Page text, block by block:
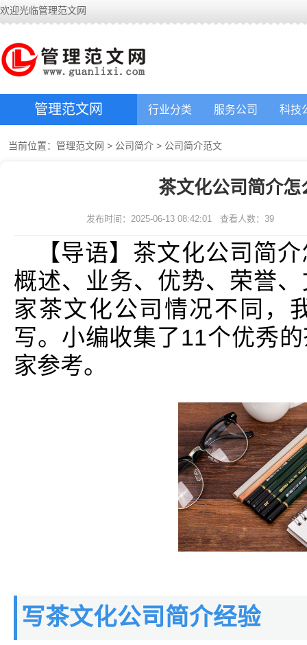
欢迎光临管理范文网
管理范文网 行业分类 服务公司 科技
当前位置： 管理范文网 > 公司简介 > 公司简介范文
茶文化公司简介
发布时间：2025-06-13 08:42:01 查看人数： 39
【导语】茶文化公司简
概述、业务、优势、荣誉
家茶文化公司情况不同，
写。小编收集了11个优秀
家参考。
写茶文化公司简介经验